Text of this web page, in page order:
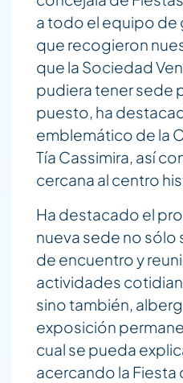
a todo el equipo de
que recogieron
que la Sociedad
pudiera tener sede
puesto, ha
emblemático de la
Tía Cassimira, así
cercana al centro
Ha destacado el
nueva sede no sólo
de encuentro y
actividades
sino también,
exposición
cual se pueda
acercando la Fiesta